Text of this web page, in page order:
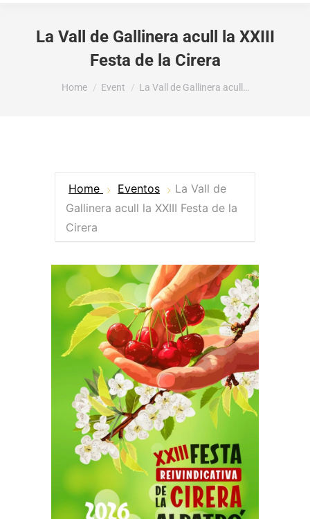
La Vall de Gallinera acull la XXIII
Festa de la Cirera
You are here:
Home Event La Vall de Gallinera acull…
Home Eventos
La Vall de
Gallinera acull la XXIII Festa de la
Cirera